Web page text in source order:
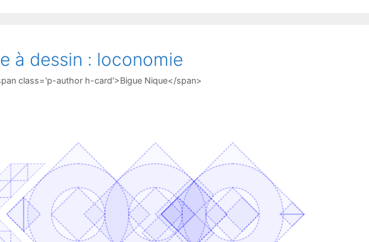
à dessin : loconomie
class='p-author h-card'>Bigue Nique</span>